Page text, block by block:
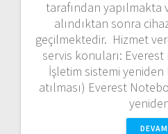
tarafından yapılmakta
alındıktan sonra
geçilmektedir. Hizmet
servis konuları:
İşletim sistemi
atılması) Everest